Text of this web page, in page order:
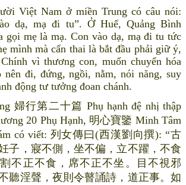
Việt Nam ở miền Trung có câu nói:
dạ, mạ đi tu”. Ở Huế, Quảng Bình
gọi mẹ là mạ. Con vào dạ, mạ đi tu tức
mình mà cấn thai là bắt đầu phải giữ ý,
vì thương con, muốn chuyển hóa
nên đi, đứng, ngồi, nằm, nói năng, suy
động tư tưởng đoan chánh.
婦行第二十篇 Phụ hạnh đệ nhị thập
20 Phụ Hạnh, 明心寶鑒 Minh Tâm
có viết: 列女傳曰(西漢劉向撰): “古
子，寢不側，坐不偏，立不躍，不食
不正不食，席不正不坐。目不視邪
聽淫聲，夜則令瞽誦詩，道正事。如